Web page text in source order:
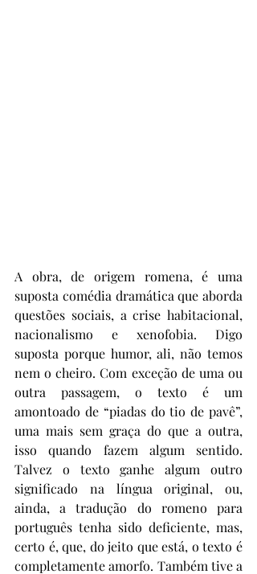
A obra, de origem romena, é uma
suposta comédia dramática que aborda
questões sociais, a crise habitacional,
nacionalismo e xenofobia. Digo
suposta porque humor, ali, não temos
nem o cheiro. Com exceção de uma ou
outra passagem, o texto é um
amontoado de “piadas do tio de pavê”,
uma mais sem graça do que a outra,
isso quando fazem algum sentido.
Talvez o texto ganhe algum outro
significado na língua original, ou,
ainda, a tradução do romeno para
português tenha sido deficiente, mas,
certo é, que, do jeito que está, o texto é
completamente amorfo. Também tive a